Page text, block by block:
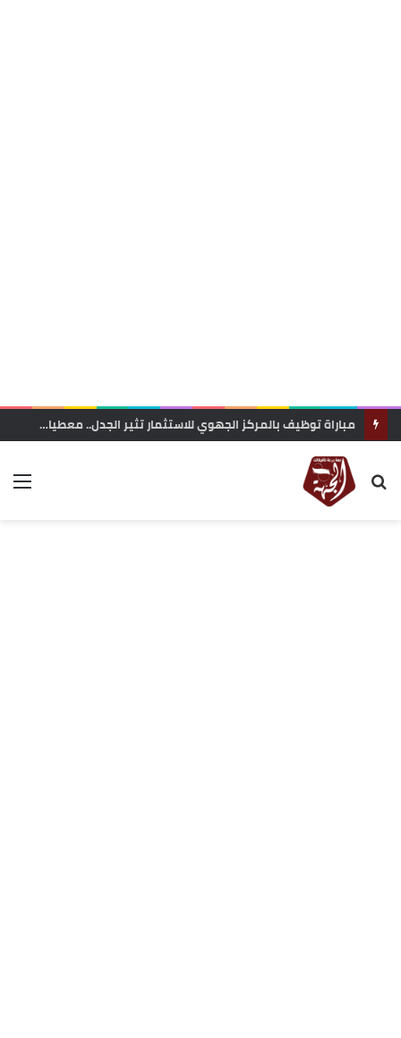
مباراة توظيف بالمركز الجهوي للاستثمار تثير الجدل.. معطيات حول محاولة “تفصيل المنصب” لفائدة مستخدمة مقربة